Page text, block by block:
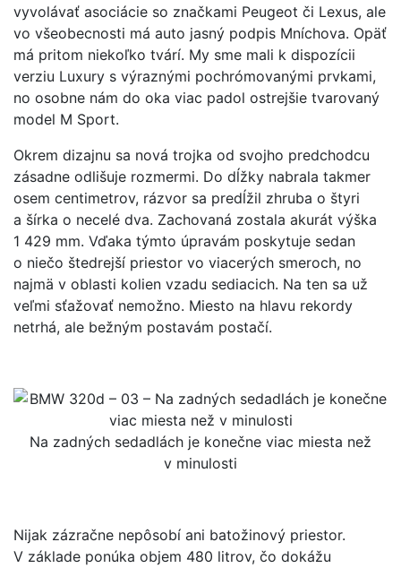
vyvolávať asociácie so značkami Peugeot či Lexus, ale
vo všeobecnosti má auto jasný podpis Mníchova. Opäť
má pritom niekoľko tvárí. My sme mali k dispozícii
verziu Luxury s výraznými pochrómovanými prvkami,
no osobne nám do oka viac padol ostrejšie tvarovaný
model M Sport.
Okrem dizajnu sa nová trojka od svojho predchodcu
zásadne odlišuje rozmermi. Do dĺžky nabrala takmer
osem centimetrov, rázvor sa predĺžil zhruba o štyri
a šírka o necelé dva. Zachovaná zostala akurát výška
1 429 mm. Vďaka týmto úpravám poskytuje sedan
o niečo štedrejší priestor vo viacerých smeroch, no
najmä v oblasti kolien vzadu sediacich. Na ten sa už
veľmi sťažovať nemožno. Miesto na hlavu rekordy
netrhá, ale bežným postavám postačí.
Na zadných sedadlách je konečne viac miesta než
v minulosti
Nijak zázračne nepôsobí ani batožinový priestor.
V základe ponúka objem 480 litrov, čo dokážu